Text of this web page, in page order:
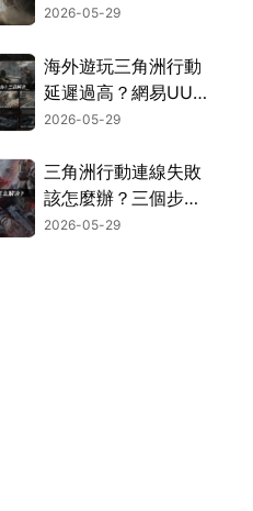
實測有效解決！
2026-05-29
海外遊玩三角洲行動
延遲過高？網易UU
加速器穩定加速攻
2026-05-29
三角洲行動連線失敗
該怎麼辦？三個步驟
搞定組隊卡頓問題！
2026-05-29